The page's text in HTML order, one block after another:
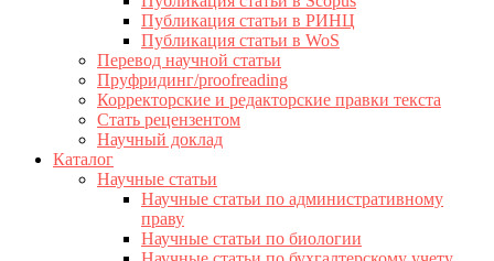
Публикация статьи в РИНЦ
Публикация статьи в WoS
Перевод научной статьи
Пруфридинг/proofreading
Корректорские и редакторские правки текста
Стать рецензентом
Научный доклад
Каталог
Научные статьи
Научные статьи по административному
праву
Научные статьи по биологии